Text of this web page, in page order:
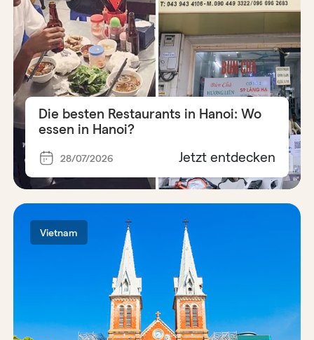
Die besten Restaurants in Hanoi: Wo
essen in Hanoi?
28/07/2026 Jetzt entdecken
Vietnam